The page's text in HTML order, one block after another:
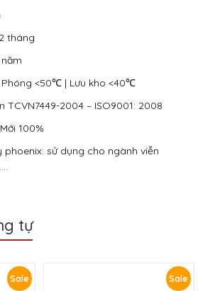
tháng
<50℃ | Lưu kho <40℃
TCVN7449-2004 – ISO9001: 2008
100%
phoenix: sử dụng cho ngành viễn
tự
Sale Sale